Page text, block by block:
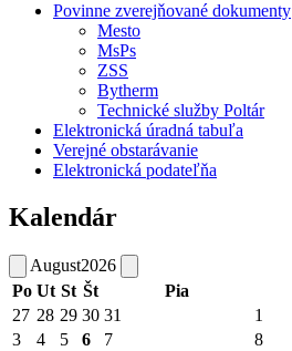
Povinne zverejňované dokumenty
Mesto
MsPs
ZSS
Bytherm
Technické služby Poltár
Elektronická úradná tabuľa
Verejné obstarávanie
Elektronická podateľňa
Kalendár
August2026
Po Ut St Št Pia
27 28 29 30 31 1
3
4 5 6 7 8